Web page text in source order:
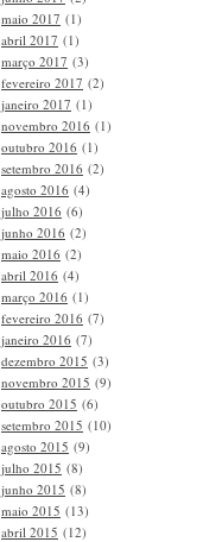
maio 2017 (1)
abril 2017 (1)
março 2017 (3)
fevereiro 2017 (2)
janeiro 2017 (1)
novembro 2016 (1)
outubro 2016 (1)
setembro 2016 (2)
agosto 2016 (4)
julho 2016 (6)
junho 2016 (2)
maio 2016 (2)
abril 2016 (4)
março 2016 (1)
fevereiro 2016 (7)
janeiro 2016 (7)
dezembro 2015 (3)
novembro 2015 (9)
outubro 2015 (6)
setembro 2015 (10)
agosto 2015 (9)
julho 2015 (8)
junho 2015 (8)
maio 2015 (13)
abril 2015 (12)